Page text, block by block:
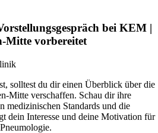
bei KEM |
Mitte vorbereitet
solltest du dir einen Überblick über die
Mitte verschaffen. Schau dir ihre
medizinischen Standards und die
dein Interesse und deine Motivation für